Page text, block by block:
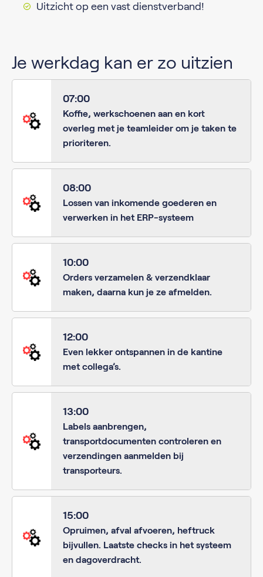
Uitzicht op een vast dienstverband!
Je werkdag kan er zo uitzien
07:00
Koffie, werkschoenen aan en kort
overleg met je teamleider om je taken te
prioriteren.
08:00
Lossen van inkomende goederen en
verwerken in het ERP-systeem
10:00
Orders verzamelen & verzendklaar
maken, daarna kun je ze afmelden.
12:00
Even lekker ontspannen in de kantine
met collega’s.
13:00
Labels aanbrengen,
transportdocumenten controleren en
verzendingen aanmelden bij
transporteurs.
15:00
Opruimen, afval afvoeren, heftruck
bijvullen. Laatste checks in het systeem
en dagoverdracht.